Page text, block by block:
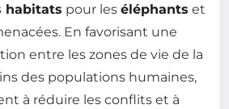
habitats pour les éléphants et
En favorisant une
entre les zones de vie de la
des populations humaines,
à réduire les conflits et à